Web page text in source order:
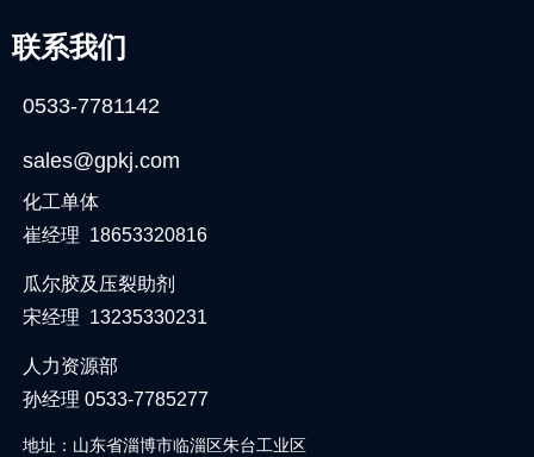
联系我们
0533-7781142
sales@gpkj.com
化工单体
崔经理 18653320816
瓜尔胶及压裂助剂
宋经理 13235330231
人力资源部
孙经理 0533-7785277
地址：山东省淄博市临淄区朱台工业区